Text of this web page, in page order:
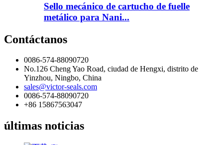
Sello mecánico de cartucho de fuelle
metálico para Nani...
Contáctanos
0086-574-88090720
No.126 Cheng Yao Road, ciudad de Hengxi, distrito de
Yinzhou, Ningbo, China
sales@victor-seals.com
0086-574-88090720
+86 15867563047
últimas noticias